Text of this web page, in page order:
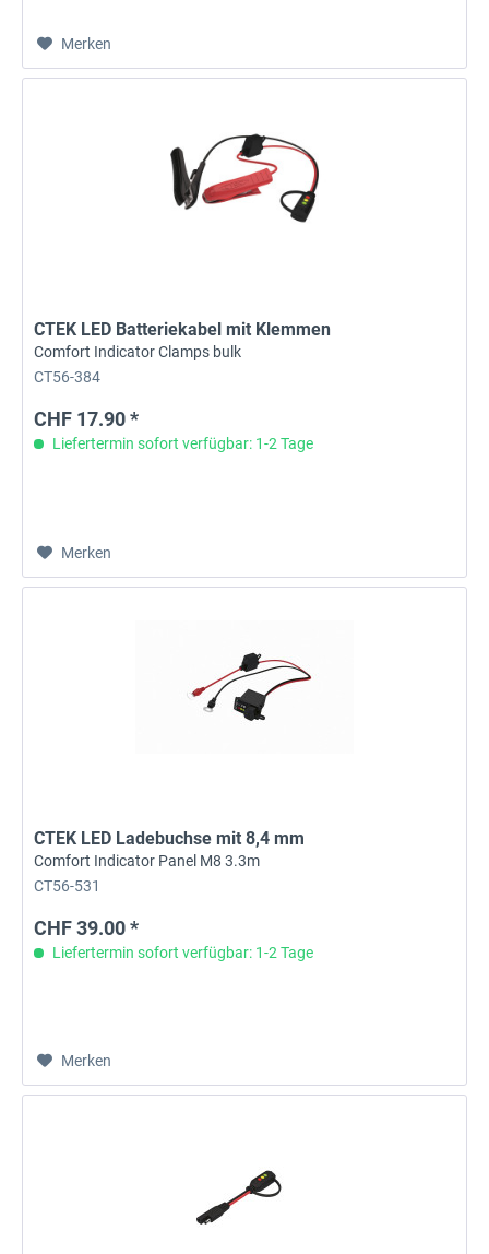
Merken
CTEK LED Batteriekabel mit Klemmen
Comfort Indicator Clamps bulk
CT56-384
CHF 17.90 *
Liefertermin sofort verfügbar: 1-2 Tage
Merken
CTEK LED Ladebuchse mit 8,4 mm
Comfort Indicator Panel M8 3.3m
CT56-531
CHF 39.00 *
Liefertermin sofort verfügbar: 1-2 Tage
Merken